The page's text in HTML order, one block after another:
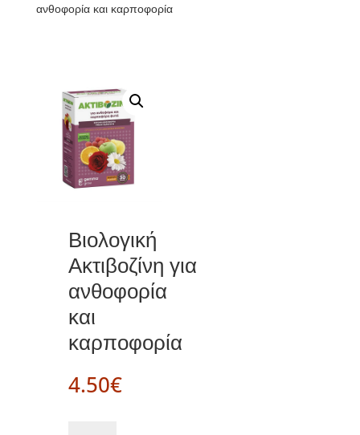
ανθοφορία και καρποφορία
Βιολογική
Ακτιβοζίνη για
ανθοφορία
και
καρποφορία
4.50€